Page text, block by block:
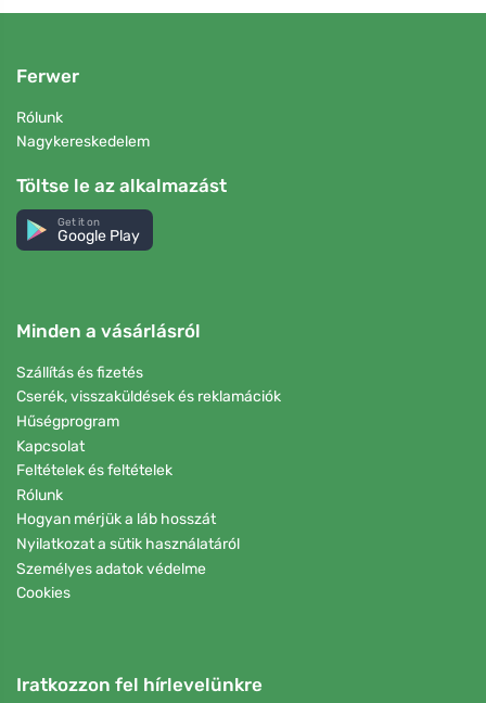
Ferwer
Rólunk
Nagykereskedelem
Töltse le az alkalmazást
Get it on
Google Play
Minden a vásárlásról
Szállítás és fizetés
Cserék, visszaküldések és reklamációk
Hűségprogram
Kapcsolat
Feltételek és feltételek
Rólunk
Hogyan mérjük a láb hosszát
Nyilatkozat a sütik használatáról
Személyes adatok védelme
Cookies
Iratkozzon fel hírlevelünkre